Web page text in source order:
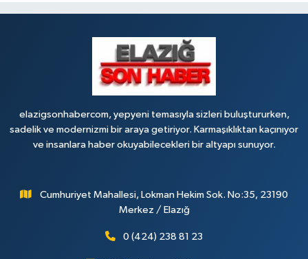
elazigsonhabercom, yepyeni temasıyla sizleri buluştururken,
sadelik ve modernizmi bir araya getiriyor. Karmaşıklıktan kaçınıyor
ve insanlara haber okuyabilecekleri bir altyapı sunuyor.
Cumhuriyet Mahallesi, Lokman Hekim Sok. No:35, 23190
Merkez / Elazığ
0 (424) 238 81 23